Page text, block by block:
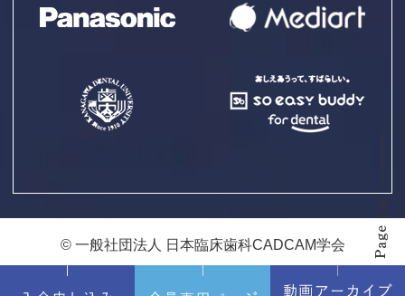
© 一般社団法人 日本臨床歯科CADCAM学会